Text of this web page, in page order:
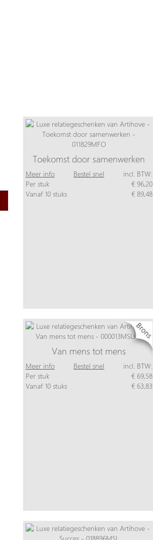
Toekomst door samenwerken
Meer info Bestel snel
incl. BTW:
Per stuk
€ 96,20
Vanaf 10 stuks
€ 89,48
Van mens tot mens
Meer info Bestel snel
incl. BTW:
Per stuk
€ 69,58
Vanaf 10 stuks
€ 63,83